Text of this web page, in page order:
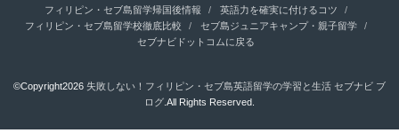
フィリピン・セブ島留学帰国後情報
英語力を確実に付けるコツ
フィリピン・セブ島留学校徹底比較
セブ島ジュニアキャンプ・親子留学
セブナビドットコムに戻る
©Copyright2026 失敗しない！フィリピン・セブ島英語留学の学習と生活 セブナビ ブ
ログ.All Rights Reserved.